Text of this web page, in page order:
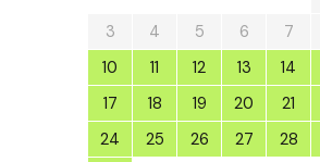
3
4 5 6 7
10
11 12 13 14
17
18 19 20 21
24
25 26 27 28